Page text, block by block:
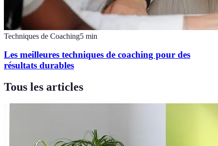
Techniques de Coaching5 min
Les meilleures techniques de coaching pour des
résultats durables
Tous les articles